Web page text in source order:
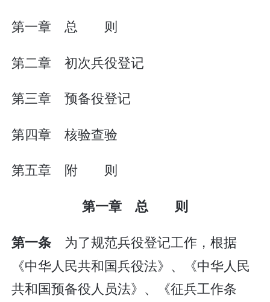
第一章 总 则
第二章 初次兵役登记
第三章 预备役登记
第四章 核验查验
第五章 附 则
第一章 总 则
第一条 为了规范兵役登记工作，根据
《中华人民共和国兵役法》、《中华人民
共和国预备役人员法》、《征兵工作条